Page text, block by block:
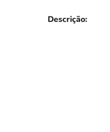
Descrição: